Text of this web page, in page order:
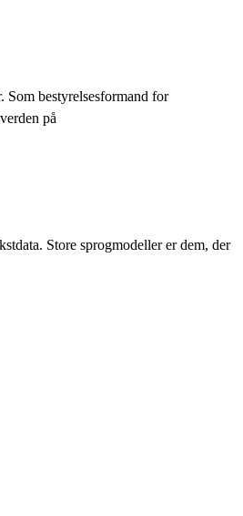
bestyrelsesformand for
på
Store sprogmodeller er dem, der